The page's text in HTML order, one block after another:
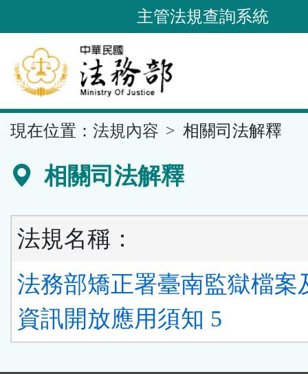
到
要
內
容
區
主管法規查詢系統
現在位置： 法規內容 相關司法解釋
相關司法解釋
法規名稱：
法務部矯正署臺南監獄檔案
資訊開放應用須知 5